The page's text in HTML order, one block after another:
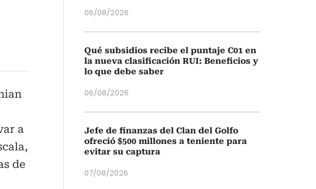
a
de
06/08/2026
Qué subsidios recibe el puntaje C01 en
la nueva clasificación RUI: Beneficios y
lo que debe saber
06/08/2026
Jefe de finanzas del Clan del Golfo
ofreció $500 millones a teniente para
evitar su captura
07/08/2026